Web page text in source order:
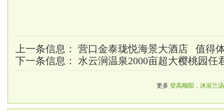
上一条信息： 营口金泰珑悦海景大酒店 值得
下一条信息： 水云涧温泉2000亩超大樱桃园任
更多 登高顺阳，沐浴兰